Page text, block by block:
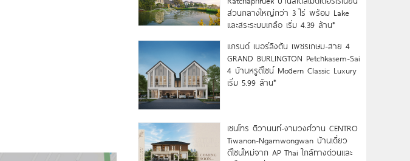
ส่วนกลางใหญ่กว่า 3 ไร่ พร้อม Lake
และสระระบบเกลือ เริ่ม 4.39 ล้าน*
แกรนด์ เบอร์ลิงตัน เพชรเกษม-สาย 4
GRAND BURLINGTON Petchkasem-Sai
4 บ้านหรูดีไซน์ Modern Classic Luxury
เริ่ม 5.99 ล้าน*
เซนโทร ติวานนท์-งามวงศ์วาน CENTRO
Tiwanon-Ngamwongwan บ้านเดี่ยว
ดีไซน์ใหม่จาก AP Thai ใกล้ทางด่วนและ